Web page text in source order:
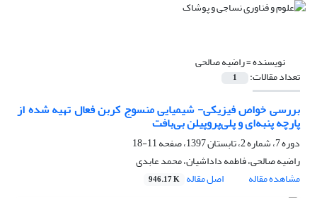
نویسنده =راضیه صالحی
تعداد مقالات: 1
بررسی خواص فیزیکی- شیمیایی منسوج کربن فعال تهیه شده از
پارچه پنبه‌ای و پلی‌پروپیلن بی‌بافت
دوره 7، شماره 2، تابستان 1397، صفحه
11-18
راضیه صالحی، فاطمه داداشیان، محمد عابدی
مشاهده مقاله
اصل مقاله 946.17 K